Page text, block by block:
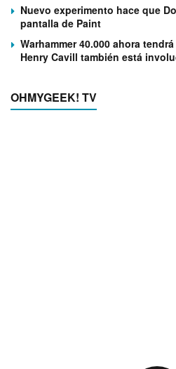
Nuevo experimento hace que
pantalla de Paint
Warhammer 40.000 ahora
Henry Cavill también está
OHMYGEEK! TV